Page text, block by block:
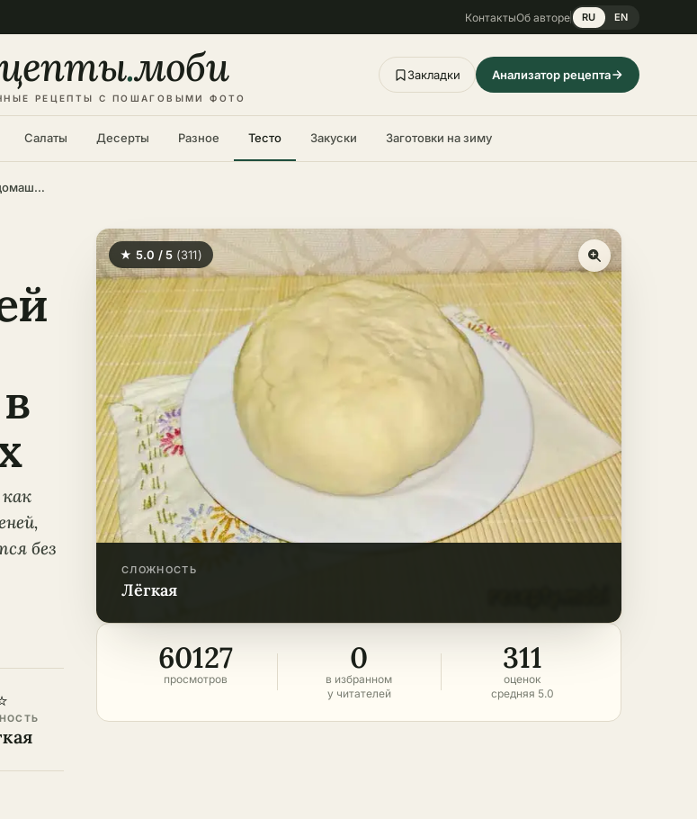
КонтактыОб авторе RU EN
.моби
РЕЦЕПТЫ С ПОШАГОВЫМИ ФОТО
Закладки Анализатор рецепта
Салаты Десерты Разное Тесто Закуски Заготовки на зиму
Тесто для пельменей на кипятке – пошаговый рецепт в домашних условиях
★ 5.0 / 5 (311)
СЛОЖНОСТЬ
лёгкая
60127
просмотров
0
в избранном
у читателей
311
оценок
средняя 5.0
без